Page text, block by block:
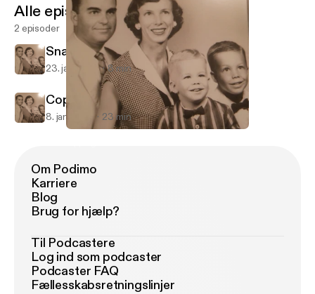
Alle episoder
2 episoder
Snapchat
23. jan. 2019 8 min
Cops and Corruption
8. jan. 2019 23 min
Om Podimo
Karriere
Blog
Brug for hjælp?
Til Podcastere
Log ind som podcaster
Podcaster FAQ
Fællesskabsretningslinjer